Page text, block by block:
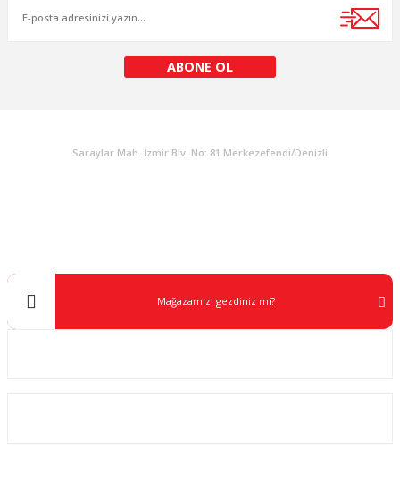
ABONE OL
Saraylar Mah. İzmir Blv. No: 81 Merkezefendi/Denizli
Mağazamızı gezdiniz mi?